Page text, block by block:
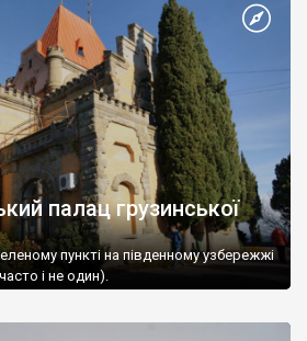
палац грузинської
пункті на південному узбережжі
і не один).